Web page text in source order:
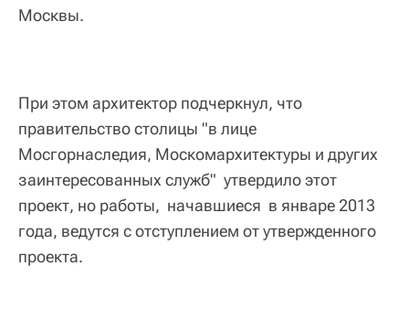
Москвы.
При этом архитектор подчеркнул, что
правительство столицы "в лице
Мосгорнаследия, Москомархитектуры и других
заинтересованных служб" утвердило этот
проект, но работы, начавшиеся в январе 2013
года, ведутся с отступлением от утвержденного
проекта.